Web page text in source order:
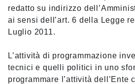
redatto su indirizzo
ai sensi dell’art. 6 della Legge
Luglio 2011.
L’attività di programmazione
tecnici e quelli politici in uno
programmare l’attività dell’Ente